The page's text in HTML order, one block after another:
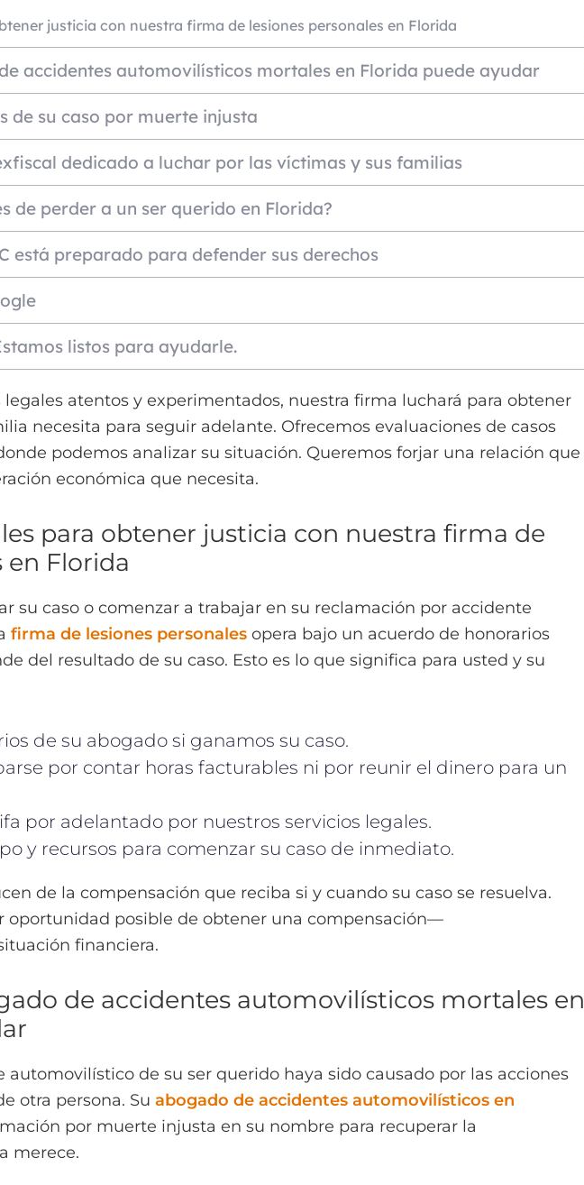
justicia con nuestra firma de lesiones personales en Florida
accidentes automovilísticos mortales en Florida puede ayudar
de su caso por muerte injusta
dedicado a luchar por las víctimas y sus familias
de perder a un ser querido en Florida?
está preparado para defender sus derechos
listos para ayudarle.
atentos y experimentados, nuestra firma luchará para obtener
necesita para seguir adelante. Ofrecemos evaluaciones de casos
podemos analizar su situación. Queremos forjar una relación que
económica que necesita.
para obtener justicia con nuestra firma de
en Florida
su caso o comenzar a trabajar en su reclamación por accidente
firma de lesiones personales opera bajo un acuerdo de honorarios
del resultado de su caso. Esto es lo que significa para usted y su
de su abogado si ganamos su caso.
por contar horas facturables ni por reunir el dinero para un
por adelantado por nuestros servicios legales.
y recursos para comenzar su caso de inmediato.
de la compensación que reciba si y cuando su caso se resuelva.
posible de obtener una compensación––
financiera.
de accidentes automovilísticos mortales en
automovilístico de su ser querido haya sido causado por las acciones
otra persona. Su abogado de accidentes automovilísticos en
por muerte injusta en su nombre para recuperar la
merece.